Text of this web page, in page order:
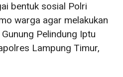
bentuk sosial Polri
warga agar melakukan
Pelindung Iptu
Lampung Timur,